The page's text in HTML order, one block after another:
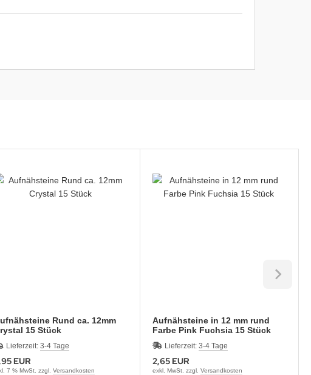
Rund ca. 12mm
15 Stück
Lieferzeit:3-4 Tage
EUR
7 % MwSt. zzgl.Versandkosten
Aufnähsteine in 12 mm rund
Farbe Pink Fuchsia 15 Stück
Lieferzeit: 3-4 Tage
2,65 EUR
exkl. MwSt. zzgl. Versandkosten